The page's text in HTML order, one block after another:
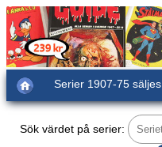
Serier 1907-75 säljes
Sök värdet på serier: